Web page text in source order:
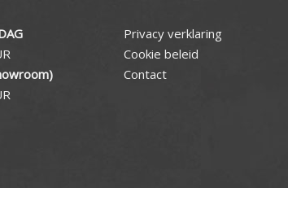
Privacy verklaring
Cookie beleid
Contact